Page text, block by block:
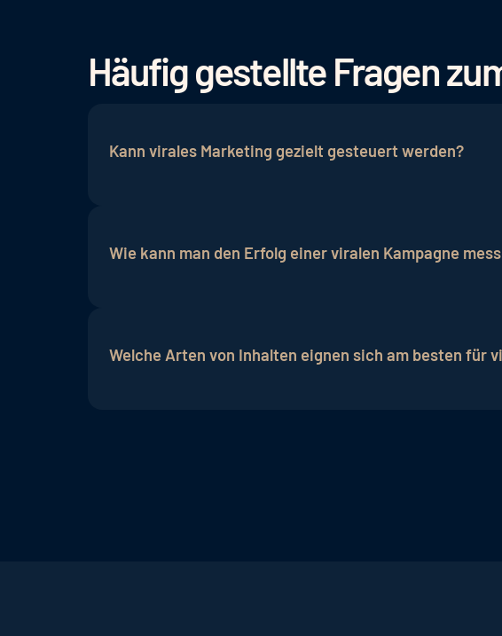
Häufig gestellte Fragen
Kann virales Marketing gezielt gesteuert werden?
Wie kann man den Erfolg einer viralen Kampagne
Welche Arten von Inhalten eignen sich am besten für